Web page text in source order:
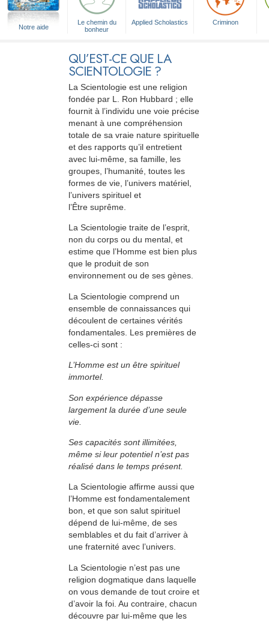
Notre aide
Le chemin du
bonheur
Applied Scholastics Criminon
QU’EST-CE QUE LA
SCIENTOLOGIE ?
La Scientologie est une religion
fondée par L. Ron Hubbard ; elle
fournit à l’individu une voie précise
menant à une compréhension
totale de sa vraie nature spirituelle
et des rapports qu’il entretient
avec lui-même, sa famille, les
groupes, l’humanité, toutes les
formes de vie, l’univers matériel,
l’univers spirituel et
l’Être suprême.
La Scientologie traite de l’esprit,
non du corps ou du mental, et
estime que l’Homme est bien plus
que le produit de son
environnement ou de ses gènes.
La Scientologie comprend un
ensemble de connaissances qui
découlent de certaines vérités
fondamentales. Les premières de
celles-ci sont :
L’Homme est un être spirituel
immortel.
Son expérience dépasse
largement la durée d’une seule
vie.
Ses capacités sont illimitées,
même si leur po­tentiel n’est pas
réalisé dans le temps présent.
La Scientologie affirme aussi que
l’Homme est fondamentalement
bon, et que son salut spirituel
dépend de lui-même, de ses
semblables et du fait d’arriver à
une fraternité avec l’univers.
La Scientologie n’est pas une
religion dogmatique dans laquelle
on vous demande de tout croire et
d’avoir la foi. Au contraire, chacun
découvre par lui-même que les